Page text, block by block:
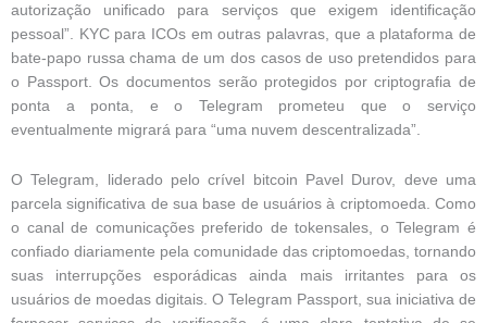
autorização unificado para serviços que exigem identificação
pessoal”. KYC para ICOs em outras palavras, que a plataforma de
bate-papo russa chama de um dos casos de uso pretendidos para
o Passport. Os documentos serão protegidos por criptografia de
ponta a ponta, e o Telegram prometeu que o serviço
eventualmente migrará para “uma nuvem descentralizada”.
O Telegram, liderado pelo crível bitcoin Pavel Durov, deve uma
parcela significativa de sua base de usuários à criptomoeda. Como
o canal de comunicações preferido de tokensales, o Telegram é
confiado diariamente pela comunidade das criptomoedas, tornando
suas interrupções esporádicas ainda mais irritantes para os
usuários de moedas digitais. O Telegram Passport, sua iniciativa de